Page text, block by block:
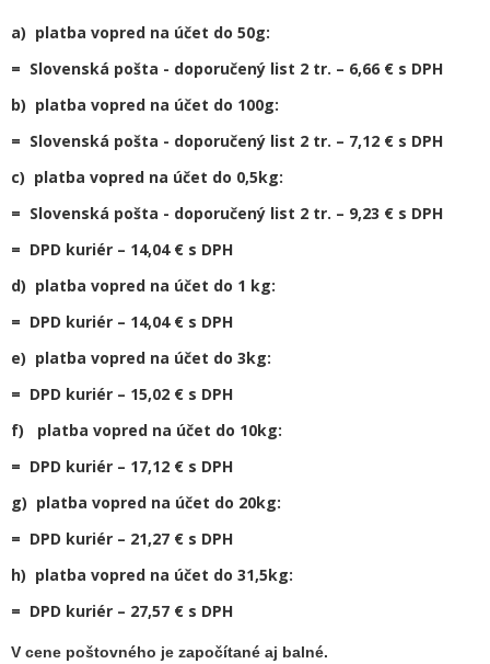
a) platba vopred na účet do 50g:
= Slovenská pošta - doporučený list 2 tr. – 6,66 € s DPH
b) platba vopred na účet do 100g:
= Slovenská pošta - doporučený list 2 tr. – 7,12 € s DPH
c) platba vopred na účet do 0,5kg:
= Slovenská pošta - doporučený list 2 tr. – 9,23 € s DPH
= DPD kuriér – 14,04 € s DPH
d) platba vopred na účet do 1 kg:
= DPD kuriér – 14,04 € s DPH
e) platba vopred na účet do 3kg:
= DPD kuriér – 15,02 € s DPH
f) platba vopred na účet do 10kg:
= DPD kuriér – 17,12 € s DPH
g) platba vopred na účet do 20kg:
= DPD kuriér – 21,27 € s DPH
h) platba vopred na účet do 31,5kg:
= DPD kuriér – 27,57 € s DPH
V cene poštovného je započítané aj balné.